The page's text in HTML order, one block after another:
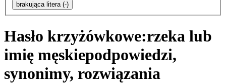
brakująca litera (-)
Hasło krzyżówkowe:rzeka lub
imię męskiepodpowiedzi,
synonimy, rozwiązania